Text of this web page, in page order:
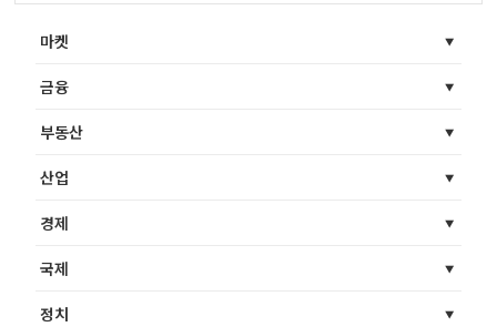
마켓
금융
부동산
산업
경제
국제
정치